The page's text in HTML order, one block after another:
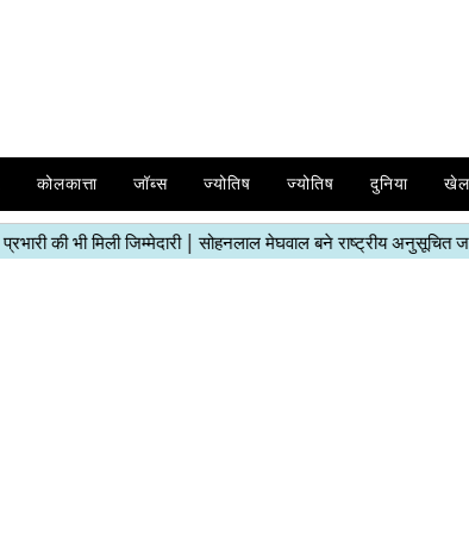
कोलकात्ता जॉब्स ज्योतिष ज्योतिष दुनिया खेल